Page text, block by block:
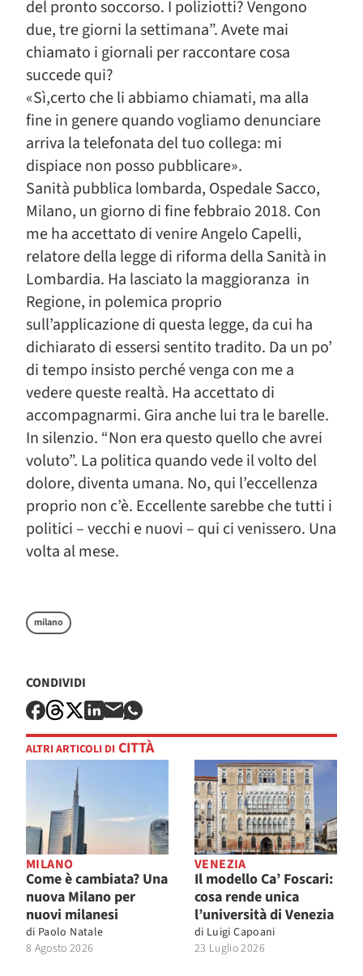
del pronto soccorso. I poliziotti? Vengono
due, tre giorni la settimana”. Avete mai
chiamato i giornali per raccontare cosa
succede qui?
«Sì,certo che li abbiamo chiamati, ma alla
fine in genere quando vogliamo denunciare
arriva la telefonata del tuo collega: mi
dispiace non posso pubblicare».
Sanità pubblica lombarda, Ospedale Sacco,
Milano, un giorno di fine febbraio 2018. Con
me ha accettato di venire Angelo Capelli,
relatore della legge di riforma della Sanità in
Lombardia. Ha lasciato la maggioranza in
Regione, in polemica proprio
sull’applicazione di questa legge, da cui ha
dichiarato di essersi sentito tradito. Da un po’
di tempo insisto perché venga con me a
vedere queste realtà. Ha accettato di
accompagnarmi. Gira anche lui tra le barelle.
In silenzio. “Non era questo quello che avrei
voluto”. La politica quando vede il volto del
dolore, diventa umana. No, qui l’eccellenza
proprio non c’è. Eccellente sarebbe che tutti i
politici – vecchi e nuovi – qui ci venissero. Una
volta al mese.
milano
CONDIVIDI
ALTRI ARTICOLI DI CITTÀ
MILANO
Come è cambiata? Una
nuova Milano per
nuovi milanesi
di Paolo Natale
8 Agosto 2026
VENEZIA
Il modello Ca’ Foscari:
cosa rende unica
l’università di Venezia
di Luigi Capoani
23 Luglio 2026